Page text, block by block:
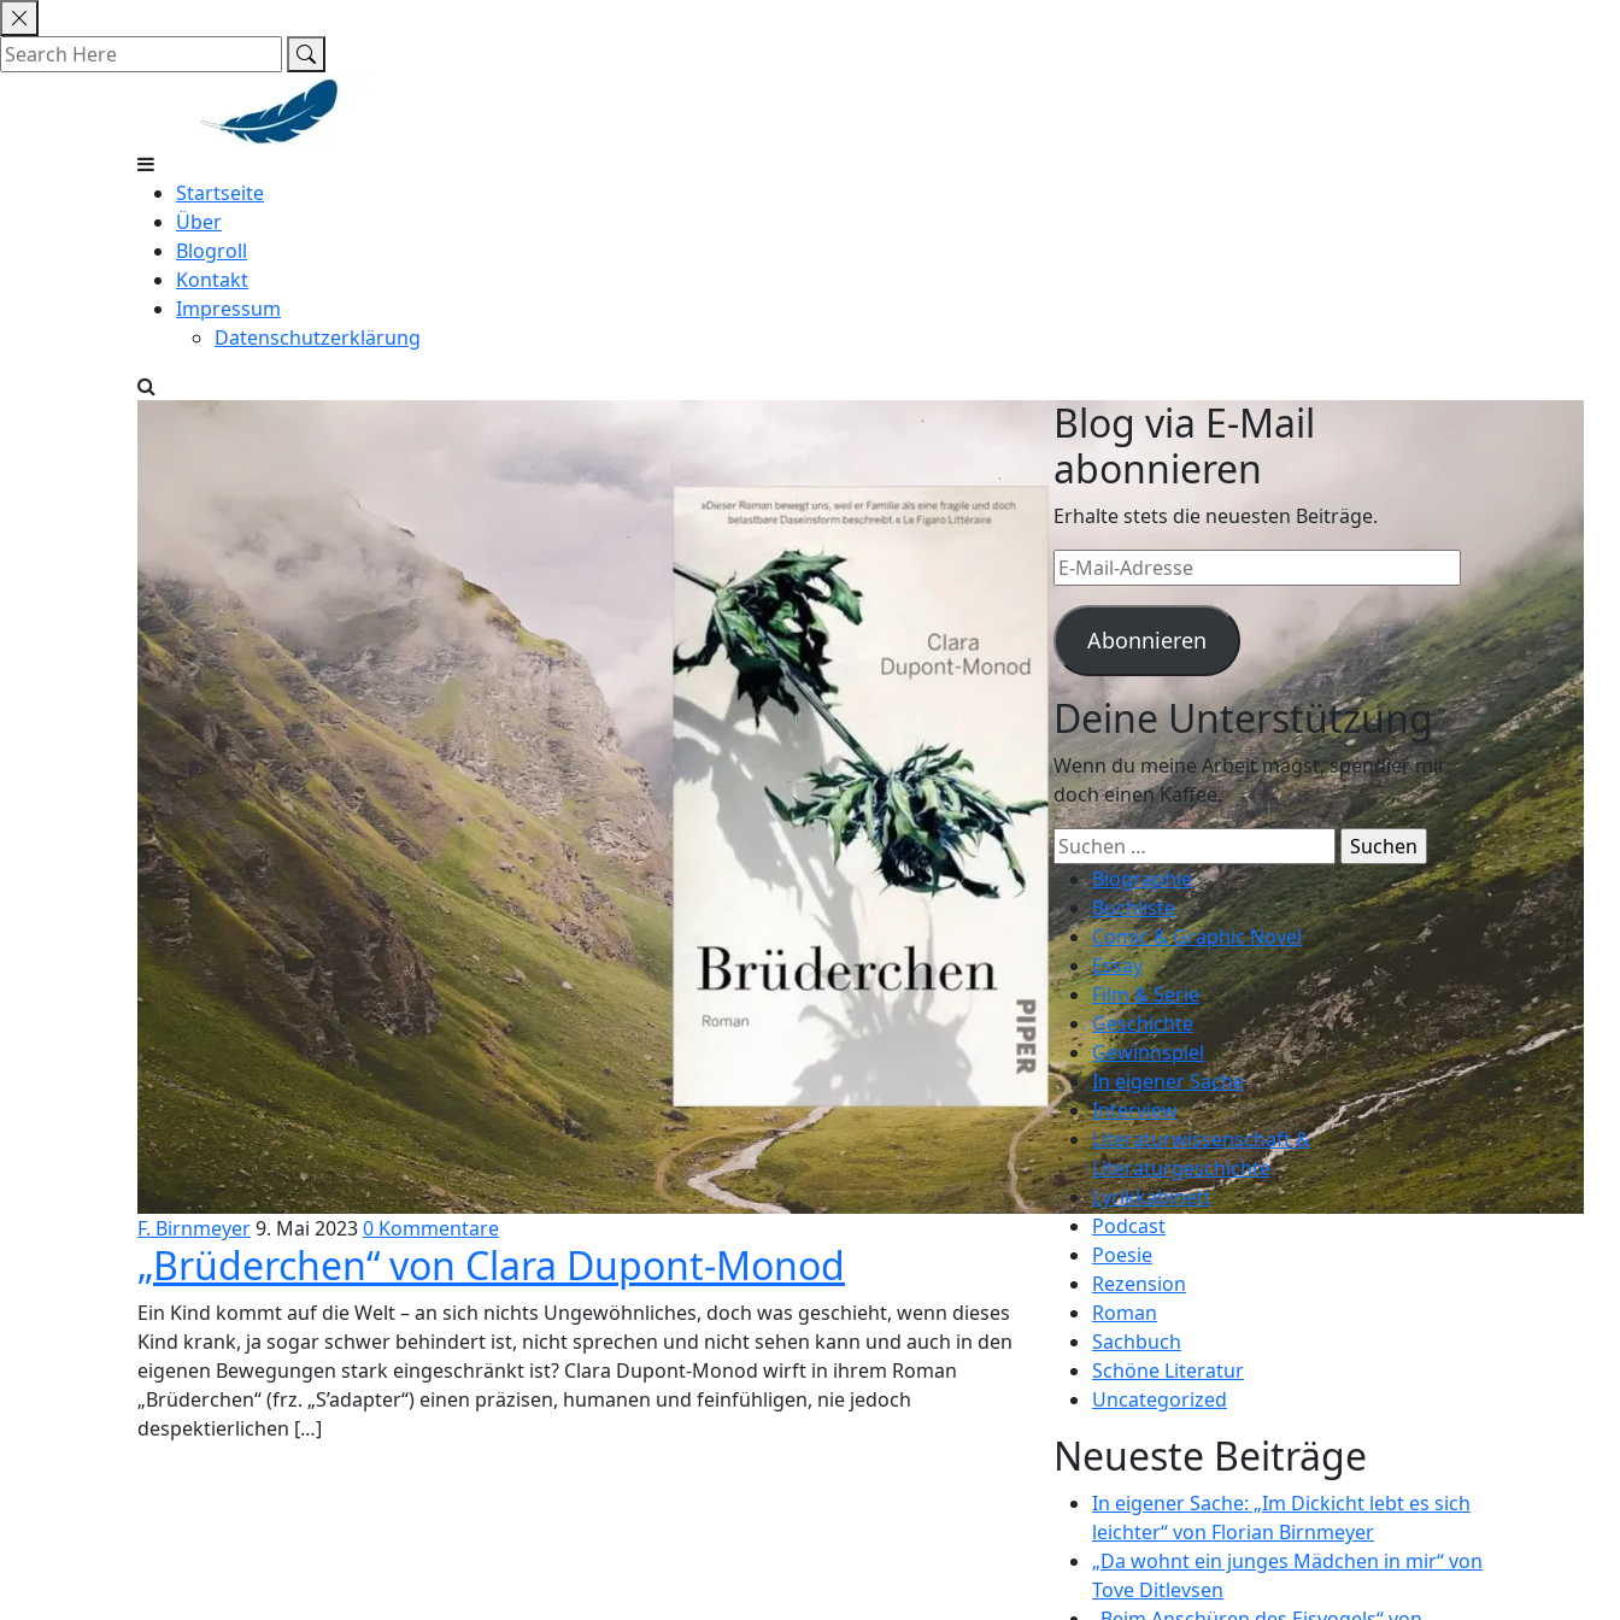
Skip
to
content
Startseite
Über
Blogroll
Kontakt
Impressum
Datenschutzerklärung
F. Birnmeyer9. Mai 20230 Kommentare
„Brüderchen“ von Clara Dupont-Monod
Ein Kind kommt auf die Welt – an sich nichts Ungewöhnliches, doch was geschieht, wenn dieses
Kind krank, ja sogar schwer behindert ist, nicht sprechen und nicht sehen kann und auch in den
eigenen Bewegungen stark eingeschränkt ist? Clara Dupont-Monod wirft in ihrem Roman
„Brüderchen“ (frz. „S’adapter“) einen präzisen, humanen und feinfühligen, nie jedoch
despektierlichen […]
Blog via E-Mail
abonnieren
Erhalte stets die neuesten Beiträge.
E-
Mail-
Adresse
Abonnieren
Deine Unterstützung
Wenn du meine Arbeit magst, spendier mir
doch einen Kaffee.
Suchen
nach:Biographie
Buchliste
Comic & Graphic Novel
Essay
Film & Serie
Geschichte
Gewinnspiel
In eigener Sache
Interview
Literaturwissenschaft &
Literaturgeschichte
Lyrikkabinett
Podcast
Poesie
Rezension
Roman
Sachbuch
Schöne Literatur
Uncategorized
Neueste Beiträge
In eigener Sache: „Im Dickicht lebt es sich
leichter“ von Florian Birnmeyer
„Da wohnt ein junges Mädchen in mir“ von
Tove Ditlevsen